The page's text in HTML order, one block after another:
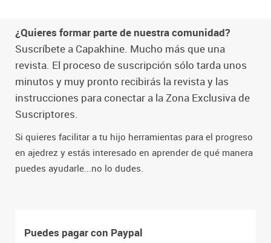
¿Quieres formar parte de nuestra comunidad?
Suscríbete a Capakhine. Mucho más que una
revista. El proceso de suscripción sólo tarda unos
minutos y muy pronto recibirás la revista y las
instrucciones para conectar a la Zona Exclusiva de
Suscriptores.
Si quieres facilitar a tu hijo herramientas para el progreso
en ajedrez y estás interesado en aprender de qué manera
puedes ayudarle...no lo dudes.
Puedes pagar con Paypal